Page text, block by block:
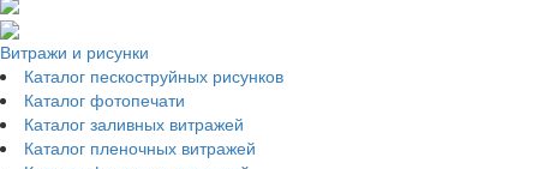
Витражи и рисунки
Каталог пескоструйных рисунков
Каталог фотопечати
Каталог заливных витражей
Каталог пленочных витражей